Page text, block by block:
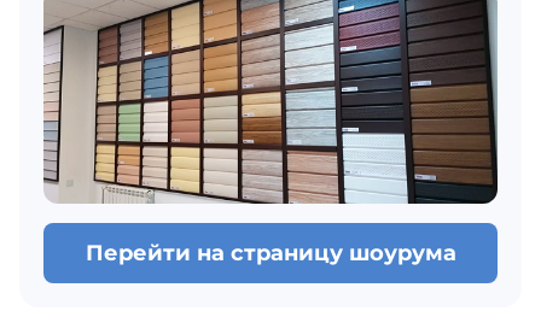
Перейти на страницу шоурума